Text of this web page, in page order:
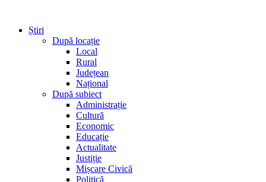
Știri
După locație
Local
Rural
Județean
Național
După subiect
Administrație
Cultură
Economic
Educație
Actualitate
Justiție
Mișcare Civică
Politică